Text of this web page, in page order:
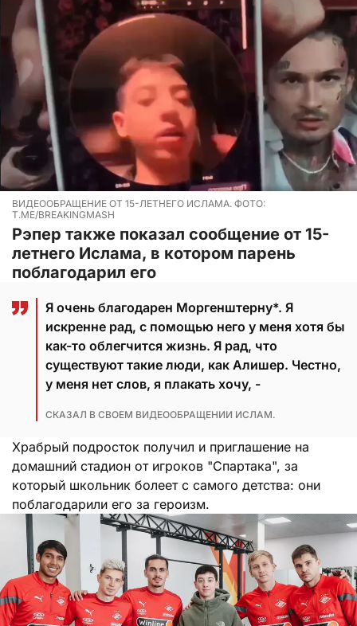
ВИДЕООБРАЩЕНИЕ ОТ 15-ЛЕТНЕГО ИСЛАМА. ФОТО:
T.ME/BREAKINGMASH
Рэпер также показал сообщение от 15-
летнего Ислама, в котором парень
поблагодарил его
Я очень благодарен Моргенштерну*. Я
искренне рад, с помощью него у меня хотя бы
как-то облегчится жизнь. Я рад, что
существуют такие люди, как Алишер. Честно,
у меня нет слов, я плакать хочу, -
СКАЗАЛ В СВОЕМ ВИДЕООБРАЩЕНИИ ИСЛАМ.
Храбрый подросток получил и приглашение на
домашний стадион от игроков "Спартака", за
который школьник болеет с самого детства: они
поблагодарили его за героизм.